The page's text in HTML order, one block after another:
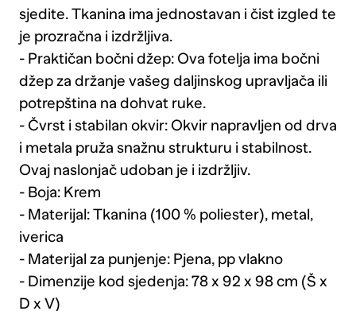
sjedite. Tkanina ima jednostavan i čist izgled te
je prozračna i izdržljiva.
- Praktičan bočni džep: Ova fotelja ima bočni
džep za držanje vašeg daljinskog upravljača ili
potrepština na dohvat ruke.
- Čvrst i stabilan okvir: Okvir napravljen od drva
i metala pruža snažnu strukturu i stabilnost.
Ovaj naslonjač udoban je i izdržljiv.
- Boja: Krem
- Materijal: Tkanina (100 % poliester), metal,
iverica
- Materijal za punjenje: Pjena, pp vlakno
- Dimenzije kod sjedenja: 78 x 92 x 98 cm (Š x
D x V)